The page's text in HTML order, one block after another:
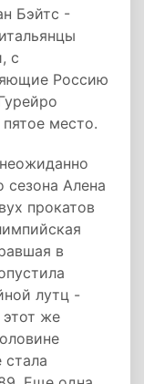
Бэйтс -
с
Россию
место.
сезона Алена
прокатов
в
лутц -
этот же